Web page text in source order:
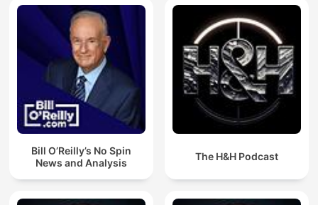
Bill O’Reilly’s No Spin
News and Analysis
The H&H Podcast